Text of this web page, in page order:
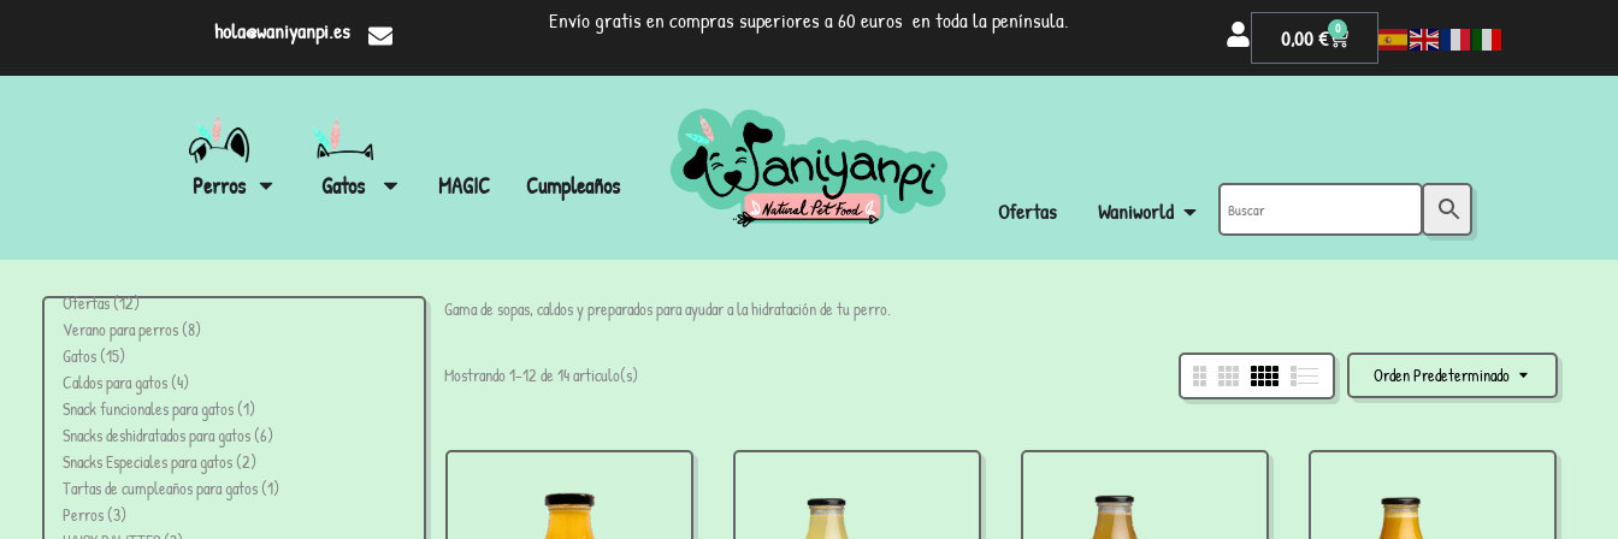
hola@waniyanpi.es Envío gratis en compras superiores a 60 euros en toda la península.
0,00€ 0
Perros Gatos MAGIC Cumpleaños
Ofertas Waniworld
Ofertas 12
Verano para perros 8
Gatos 15
Caldos para gatos 4
Snack funcionales para gatos 1
Snacks deshidratados para gatos 6
Snacks Especiales para gatos 2
Tartas de cumpleaños para gatos 1
Perros 3
Gama de sopas, caldos y preparados para ayudar a la hidratación de tu perro.
Orden Predeterminado
Mostrando 1–12 de 14 articulo(s)